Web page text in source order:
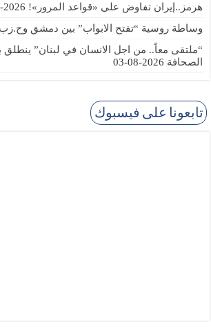
هرمز..إيران تفاوض على «قواعد المرور»! 2026-08-08
وساطة روسية “تفتح الابواب” بين دمشق وح.زب
“ملتقى معاً.. من اجل الانسان في لبنان” ينطلق
الصحافة 2026-08-03
تابعونا على فيسبوك